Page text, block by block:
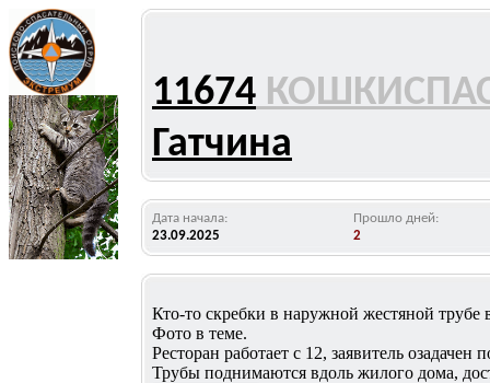
11674
Гатчина
Дата начала:
23.09.2025
Прошло дней:
2
Кто-то скребки в наружной жестяной трубе
Фото в теме.
Ресторан работает с 12, заявитель
Трубы поднимаются вдоль жилого дома,